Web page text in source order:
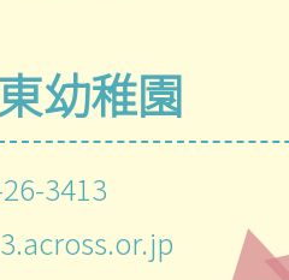
幼稚園
3413